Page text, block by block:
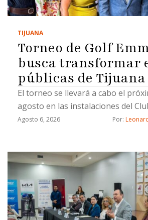
TIJUANA
Torneo de Golf
busca transformar
públicas de Tijuana
El torneo se llevará a cabo el
agosto en las instalaciones del
Agosto 6, 2026 Por: